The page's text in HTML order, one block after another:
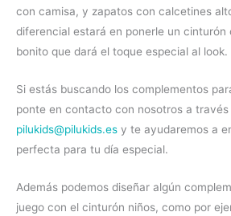
con camisa, y zapatos con calcetines
diferencial estará en ponerle un cinturón
bonito que dará el toque especial al look.
Si estás buscando los complementos
ponte en contacto con nosotros a través
pilukids@pilukids.es y te ayudaremos a
perfecta para tu día especial.
Además podemos diseñar algún
juego con el cinturón niños, como por